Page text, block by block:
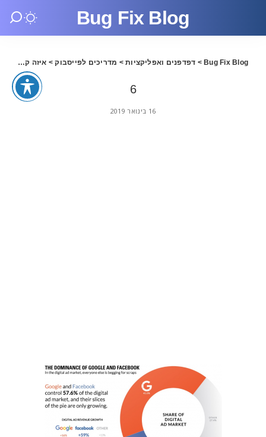
Bug Fix Blog
Bug Fix Blog
> דפדפנים ואפליקציות> מדריכים לפייסבוק> איזה קידום מתאים יותר לעסק שלך? גוגל או פייסבוק.
6
16 בינואר 2019